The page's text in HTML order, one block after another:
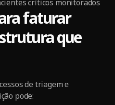
críticos monitorados
faturar
que
de triagem e
pode: